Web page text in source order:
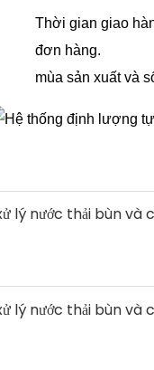
Thời gian giao
đơn hàng.
mùa sản xuất và